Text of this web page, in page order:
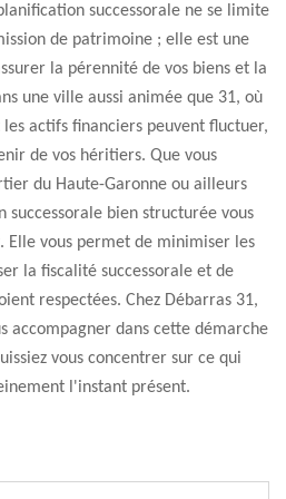
successorale ne se limite
de patrimoine ; elle est une
la pérennité de vos biens et la
une ville aussi animée que 31, où
actifs financiers peuvent fluctuer,
de vos héritiers. Que vous
du Haute-Garonne ou ailleurs
successorale bien structurée vous
vous permet de minimiser les
la fiscalité successorale et de
respectées. Chez Débarras 31,
accompagner dans cette démarche
vous concentrer sur ce qui
l'instant présent.